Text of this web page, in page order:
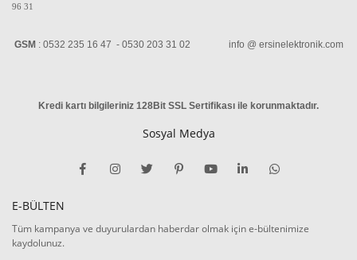
96 31
GSM : 0532 235 16 47 - 0530 203 31 02 info @ ersinelektronik.com
Kredi kartı bilgileriniz 128Bit SSL Sertifikası ile korunmaktadır.
Sosyal Medya
E-BÜLTEN
Tüm kampanya ve duyurulardan haberdar olmak için e-bültenimize
kaydolunuz.